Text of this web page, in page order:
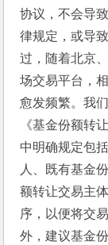
协议，不会导
律规定，或导
过，随着北京
场交易平台，
愈发频繁。我
《基金份额转
中明确规定包
人、既有基金
额转让交易主
序，以便将交
外，建议基金